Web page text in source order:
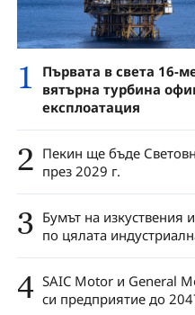
1
Първата в света 16-
вятърна турбина
експлоатация
2 Пекин ще бъде
през 2029 г.
3 Бумът на изкуствения
по цялата
4 SAIC Motor и General
си предприятие до